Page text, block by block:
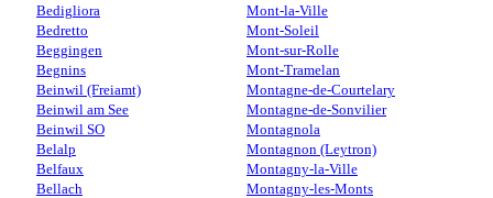
Bedigliora
Bedretto
Beggingen
Begnins
Beinwil (Freiamt)
Beinwil am See
Beinwil SO
Belalp
Belfaux
Bellach
Mont-la-Ville
Mont-Soleil
Mont-sur-Rolle
Mont-Tramelan
Montagne-de-Courtelary
Montagne-de-Sonvilier
Montagnola
Montagnon (Leytron)
Montagny-la-Ville
Montagny-les-Monts